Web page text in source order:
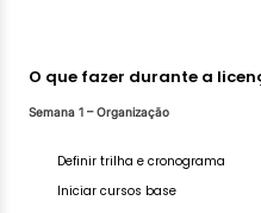
O que fazer durante a
Semana 1 – Organização
Definir trilha e cronograma
Iniciar cursos base